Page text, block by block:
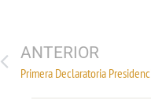
ANTERIOR